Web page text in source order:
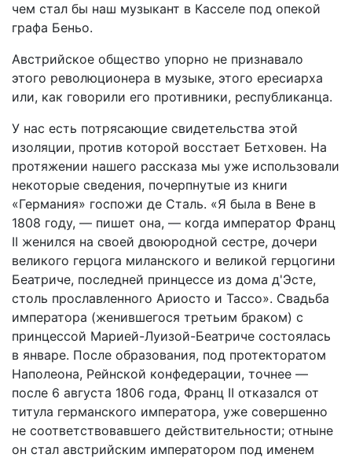
чем стал бы наш музыкант в Касселе под опекой
графа Беньо.
Австрийское общество упорно не признавало
этого революционера в музыке, этого ересиарха
или, как говорили его противники, республиканца.
У нас есть потрясающие свидетельства этой
изоляции, против которой восстает Бетховен. На
протяжении нашего рассказа мы уже использовали
некоторые сведения, почерпнутые из книги
«Германия» госпожи де Сталь. «Я была в Вене в
1808 году, — пишет она, — когда император Франц
II женился на своей двоюродной сестре, дочери
великого герцога миланского и великой герцогини
Беатриче, последней принцессе из дома д'Эсте,
столь прославленного Ариосто и Тассо». Свадьба
императора (женившегося третьим браком) с
принцессой Марией-Луизой-Беатриче состоялась
в январе. После образования, под протекторатом
Наполеона, Рейнской конфедерации, точнее —
после 6 августа 1806 года, Франц II отказался от
титула германского императора, уже совершенно
не соответствовавшего действительности; отныне
он стал австрийским императором под именем